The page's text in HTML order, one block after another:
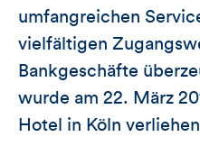
umfangreichen
vielfältigen
Bankgeschäfte
wurde am 22. März
Hotel in Köln